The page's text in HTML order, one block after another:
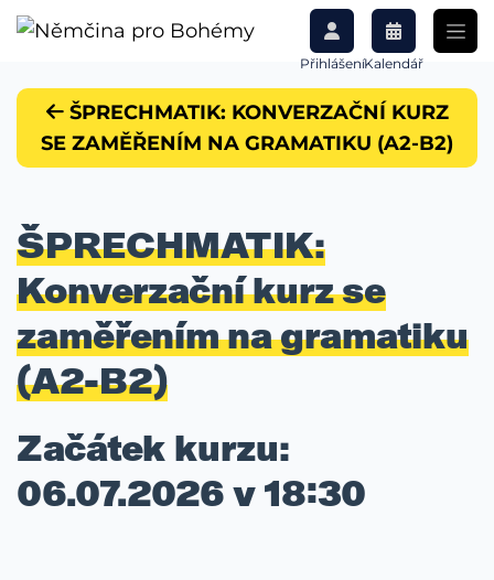
PřihlášeníKalendář
ŠPRECHMATIK: KONVERZAČNÍ KURZ
SE ZAMĚŘENÍM NA GRAMATIKU (A2-B2)
ŠPRECHMATIK:
Konverzační kurz se
zaměřením na gramatiku
(A2-B2)
Začátek kurzu:
06.07.2026 v 18:30